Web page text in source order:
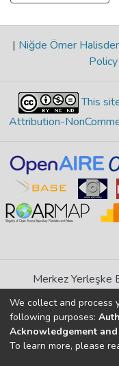
| Niğde Ömer
Policy
This
Attribution-
Merkez Yerleşke
If you find any
DSpace
DSpace software
We collect and process
following purposes:
Acknowledgement
To learn more, please